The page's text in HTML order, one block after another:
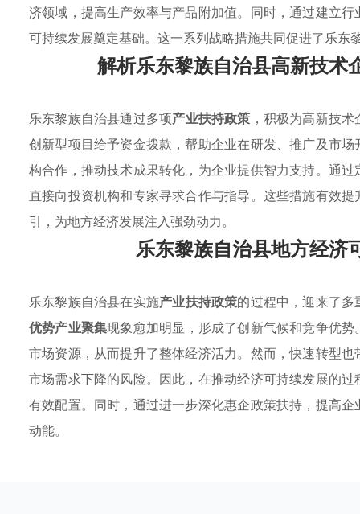
济领域，提高生产效率与产品附加值。同时，通过建立
可持续发展奠定基础。这一系列战略措施共同促进了乐东
解析乐东黎族自治县高新技术
乐东黎族自治县通过多项产业扶持政策 ，积极为高新技
创新型项目给予资金拨款，帮助企业在研发、推广及市
构合作，推动技术成果转化，为企业提供智力支持。通
直接向投资机构和专家寻求合作与指导。这些措施有效提
引，为地方经济发展注入强劲动力。
乐东黎族自治县地方经济
乐东黎族自治县在实施产业扶持政策的过程中，迎来了
优势产业聚集现象愈加明显，形成了创新气候和竞争优
市场资源，从而提升了整体经济活力。然而，快速转型
市场需求下降的风险。因此，在推动经济可持续发展的
有效配置。同时，通过进一步深化惠企政策扶持，提高
动能。